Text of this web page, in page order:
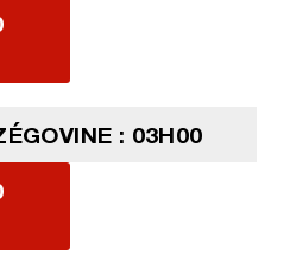
: 03H00